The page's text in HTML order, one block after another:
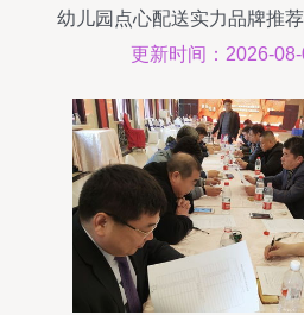
幼儿园点心配送实力品牌推
更新时间：2026-